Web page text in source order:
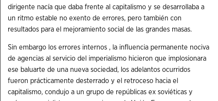
dirigente nacía que daba frente al capitalismo y se desarrollaba a
un ritmo estable no exento de errores, pero también con
resultados para el mejoramiento social de las grandes masas.
Sin embargo los errores internos , la influencia permanente nociva
de agencias al servicio del imperialismo hicieron que implosionara
ese baluarte de una nueva sociedad, los adelantos ocurridos
fueron prácticamente desterrado y el retroceso hacia el
capitalismo, condujo a un grupo de repúblicas ex soviéticas y